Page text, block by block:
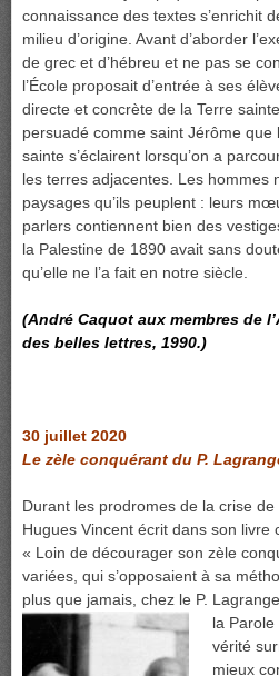
connaissance des textes s’enrichit
milieu d’origine. Avant d’aborder
de grec et d’hébreu et ne pas se
l’École proposait d’entrée à ses
directe et concrète de la Terre
persuadé comme saint Jérôme que
sainte s’éclairent lorsqu’on a
les terres adjacentes. Les hommes
paysages qu’ils peuplent : leurs
parlers contiennent bien des
la Palestine de 1890 avait sans
qu’elle ne l’a fait en notre siècle.
(André Caquot aux membres de
des belles lettres, 1990.)
30 juillet 2020
Le zèle conquérant du P.
Durant les prodromes de la crise
Hugues Vincent écrit dans son livre
« Loin de décourager son zèle
variées, qui s’opposaient à sa
plus que jamais, chez le P.
la
vérité
mieux